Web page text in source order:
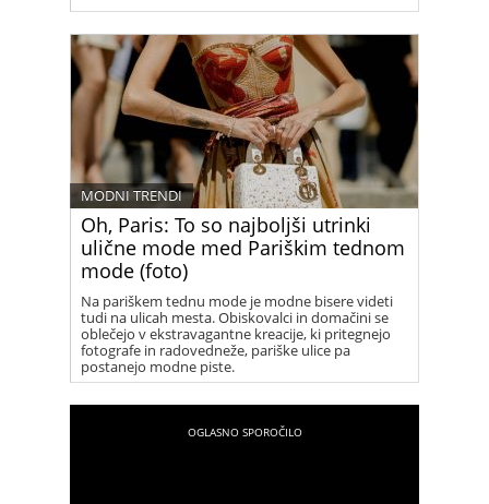
Oh, Paris: To so najboljši utrinki
ulične mode med Pariškim tednom
mode (foto)
MODNI TRENDI
Na pariškem tednu mode je modne bisere videti
tudi na ulicah mesta. Obiskovalci in domačini se
oblečejo v ekstravagantne kreacije, ki pritegnejo
fotografe in radovedneže, pariške ulice pa
postanejo modne piste.